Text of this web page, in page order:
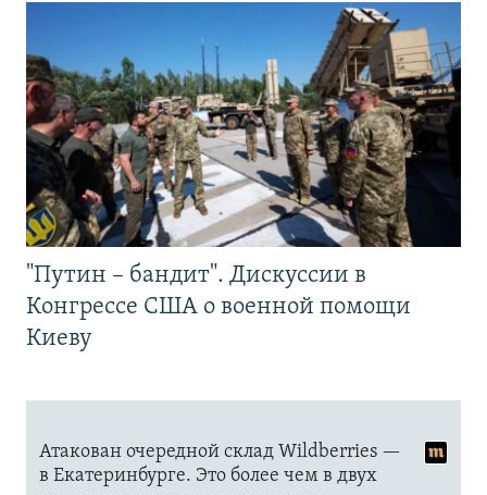
"Путин – бандит". Дискуссии в
Конгрессе США о военной помощи
Киеву